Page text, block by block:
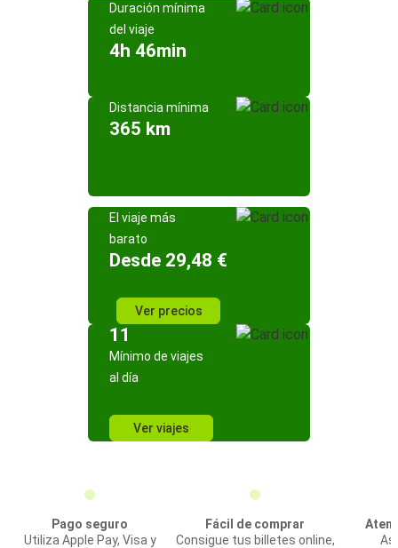
Duración mínima
del viaje
4h 46min
Distancia mínima
365 km
El viaje más
barato
Desde 29,48 €
Ver precios
11
Mínimo de viajes
al día
Ver viajes
Pago seguro
Utiliza Apple Pay, Visa y
Fácil de comprar
Consigue tus billetes online,